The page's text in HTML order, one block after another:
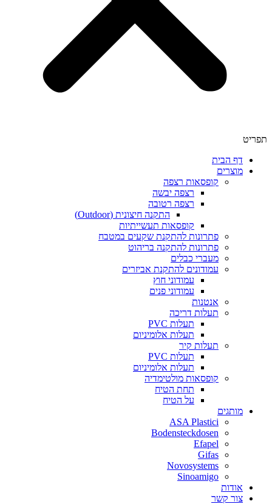
תפריט
דף הבית
מוצרים
קופסאות רצפה
רצפה יבשה
רצפה רטובה
התקנה חיצונית (Outdoor)
קופסאות תעשייתיות
פתרונות להתקנת שקעים במטבח
פתרונות להתקנה בריהוט
מעברי כבלים
עמודונים להתקנת אביזרים
עמודוני חוץ
עמודוני פנים
אנטנות
תעלות דריכה
תעלות PVC
תעלות אלומיניום
תעלות קיר
תעלות PVC
תעלות אלומיניום
קופסאות מולטימדיה
תחת הטיח
על הטיח
מותגים
ASA Plastici
Bodensteckdosen
Efapel
Gifas
Novosystems
Sinoamigo
אודות
צור קשר